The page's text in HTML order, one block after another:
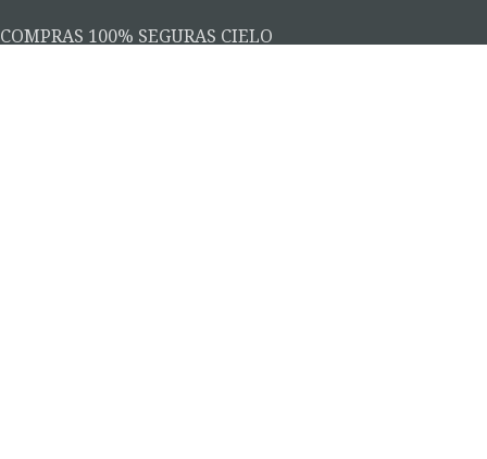
COMPRAS 100% SEGURAS CIELO